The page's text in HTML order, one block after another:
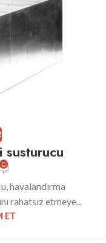
0
havalandırma
rahatsız etmeye...
ET